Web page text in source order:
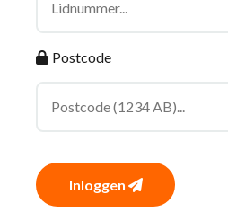
Postcode
Inloggen